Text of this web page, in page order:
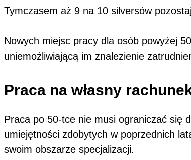
Tymczasem aż 9 na 10 silversów
Nowych miejsc pracy dla osób powyżej
uniemożliwiającą im znalezienie
Praca na własny
Praca po 50-tce nie musi ograniczać się
umiejętności zdobytych w poprzednich
swoim obszarze specjalizacji.